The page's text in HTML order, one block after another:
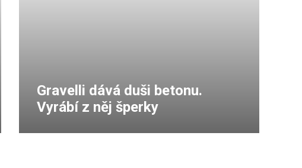
Gravelli dává duši betonu.
Vyrábí z něj šperky